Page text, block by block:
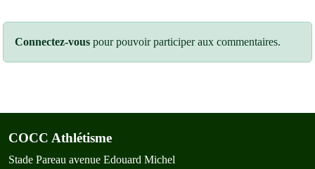
Connectez-vous pour pouvoir participer aux commentaires.
COCC Athlétisme
Stade Pareau avenue Edouard Michel